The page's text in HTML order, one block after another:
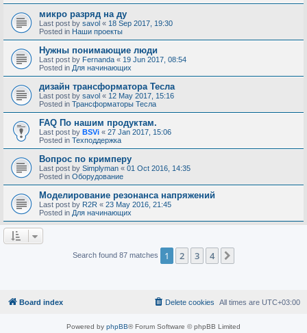
микро разряд на ду
Last post by savol « 18 Sep 2017, 19:30
Posted in Наши проекты
Нужны понимающие люди
Last post by Fernanda « 19 Jun 2017, 08:54
Posted in Для начинающих
дизайн трансформатора Тесла
Last post by savol « 12 May 2017, 15:16
Posted in Трансформаторы Тесла
FAQ По нашим продуктам.
Last post by BSVi « 27 Jan 2017, 15:06
Posted in Техподдержка
Вопрос по кримперу
Last post by Simplyman « 01 Oct 2016, 14:35
Posted in Оборудование
Моделирование резонанса напряжений
Last post by R2R « 23 May 2016, 21:45
Posted in Для начинающих
Search found 87 matches 1 2 3 4
Board index All times are UTC+03:00
Delete cookies
Powered by phpBB® Forum Software © phpBB Limited